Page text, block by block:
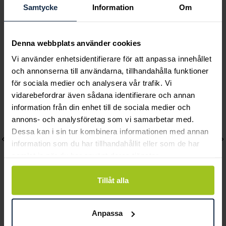
Samtycke Information Om
Denna webbplats använder cookies
Vi använder enhetsidentifierare för att anpassa innehållet
och annonserna till användarna, tillhandahålla funktioner
för sociala medier och analysera vår trafik. Vi
vidarebefordrar även sådana identifierare och annan
information från din enhet till de sociala medier och
annons- och analysföretag som vi samarbetar med.
Dessa kan i sin tur kombinera informationen med annan
information som du har tillhandahållit eller som de har
Tillåt alla
Anpassa
Pris:449 kr
449 kr
Andra köpte också
Caroline Svedbom